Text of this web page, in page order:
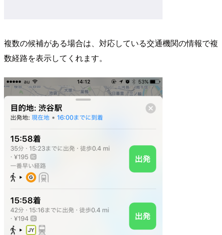
複数の候補がある場合は、対応している交通機関の情報で複
数経路を表示してくれます。